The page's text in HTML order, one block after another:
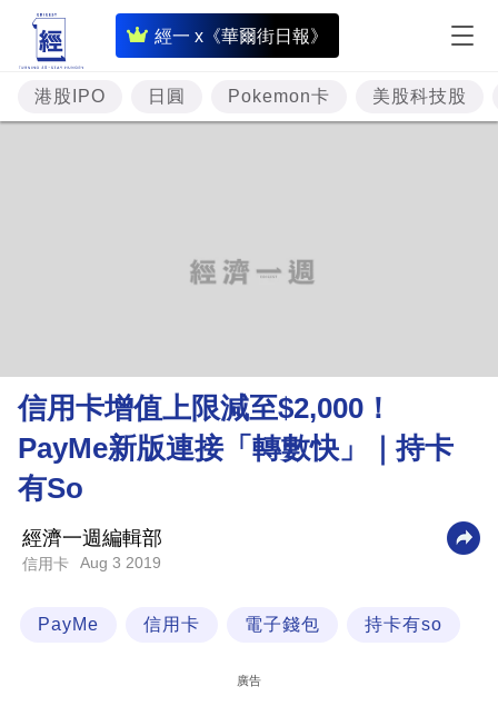
經一 x《華爾街日報》
即
時
財
經
理
財
商
科
技
場
港股IPO 日圓 Pokemon卡 美股科技股
信用卡增值上限減至$2,000！
PayMe新版連接「轉數快」｜持卡
有So
經濟一週編輯部
信用卡 Aug 3 2019
PayMe 信用卡 電子錢包 持卡有so
廣告